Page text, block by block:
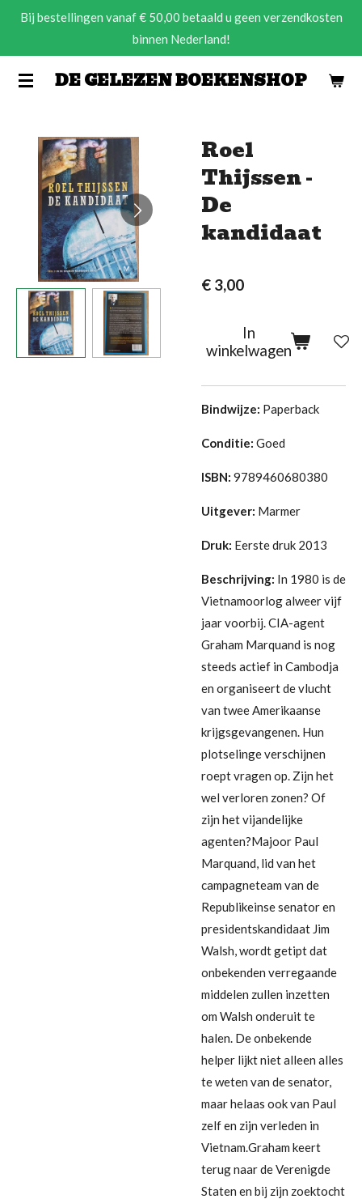
Ga
de
DE GELEZEN BOEKENSHOP
Bij bestellingen vanaf € 50,00 betaald u geen verzendkosten
binnen Nederland!
Roel
Thijssen -
De
kandidaat
€ 3,00
In
winkelwagen
Bindwijze: Paperback
Conditie: Goed
ISBN: 9789460680380
Uitgever: Marmer
Druk: Eerste druk 2013
Beschrijving: In 1980 is de
Vietnamoorlog alweer vijf
jaar voorbij. CIA-agent
Graham Marquand is nog
steeds actief in Cambodja
en organiseert de vlucht
van twee Amerikaanse
krijgsgevangenen. Hun
plotselinge verschijnen
roept vragen op. Zijn het
wel verloren zonen? Of
zijn het vijandelijke
agenten?Majoor Paul
Marquand, lid van het
campagneteam van de
Republikeinse senator en
presidentskandidaat Jim
Walsh, wordt getipt dat
onbekenden verregaande
middelen zullen inzetten
om Walsh onderuit te
halen. De onbekende
helper lijkt niet alleen alles
te weten van de senator,
maar helaas ook van Paul
zelf en zijn verleden in
Vietnam.Graham keert
terug naar de Verenigde
Staten en bij zijn zoektocht